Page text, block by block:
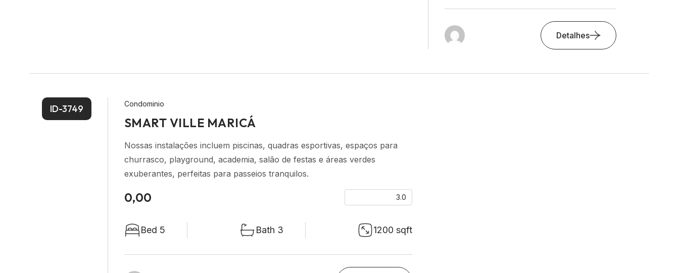
Detalhes
ID-3749 Condominio
SMART VILLE MARICÁ
Nossas instalações incluem piscinas, quadras esportivas, espaços para
churrasco, playground, academia, salão de festas e áreas verdes
exuberantes, perfeitas para passeios tranquilos.
0,00 3.0
Bed 5 Bath 3 1200 sqft